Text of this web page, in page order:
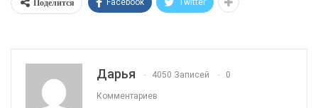
Поделится Facebook Twitter
Дарья 4050 Записей 0
Комментариев